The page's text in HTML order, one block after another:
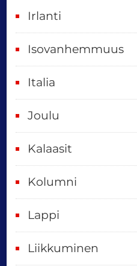
e
t
,
i
k
k
p
ä
Irlanti
Isovanhemmuus
Italia
Joulu
Kalaasit
Kolumni
Lappi
Liikkuminen